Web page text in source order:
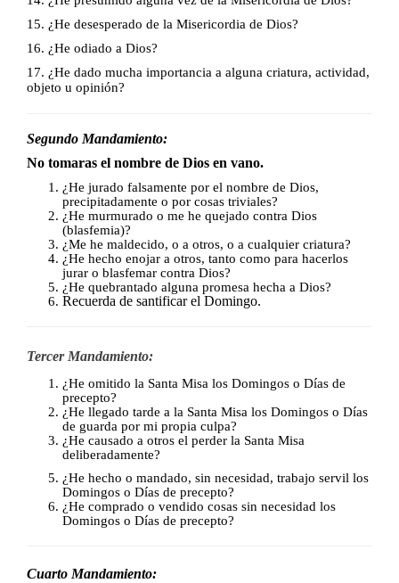
15. ¿He desesperado de la Misericordia de Dios?
16. ¿He odiado a Dios?
17. ¿He dado mucha importancia a alguna criatura, actividad,
objeto u opinión?
Segundo Mandamiento:
No tomaras el nombre de Dios en vano.
¿He jurado falsamente por el nombre de Dios,
precipitadamente o por cosas triviales?
¿He murmurado o me he quejado contra Dios
(blasfemia)?
¿Me he maldecido, o a otros, o a cualquier criatura?
¿He hecho enojar a otros, tanto como para hacerlos
jurar o blasfemar contra Dios?
¿He quebrantado alguna promesa hecha a Dios?
Recuerda de santificar el Domingo.
Tercer Mandamiento:
¿He omitido la Santa Misa los Domingos o Días de
precepto?
¿He llegado tarde a la Santa Misa los Domingos o Días
de guarda por mi propia culpa?
¿He causado a otros el perder la Santa Misa
deliberadamente?
¿He hecho o mandado, sin necesidad, trabajo servil los
Domingos o Días de precepto?
¿He comprado o vendido cosas sin necesidad los
Domingos o Días de precepto?
Cuarto Mandamiento: